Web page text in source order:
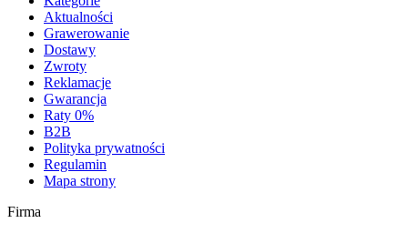
Aktualności
Grawerowanie
Dostawy
Zwroty
Reklamacje
Gwarancja
Raty 0%
B2B
Polityka prywatności
Regulamin
Mapa strony
Firma